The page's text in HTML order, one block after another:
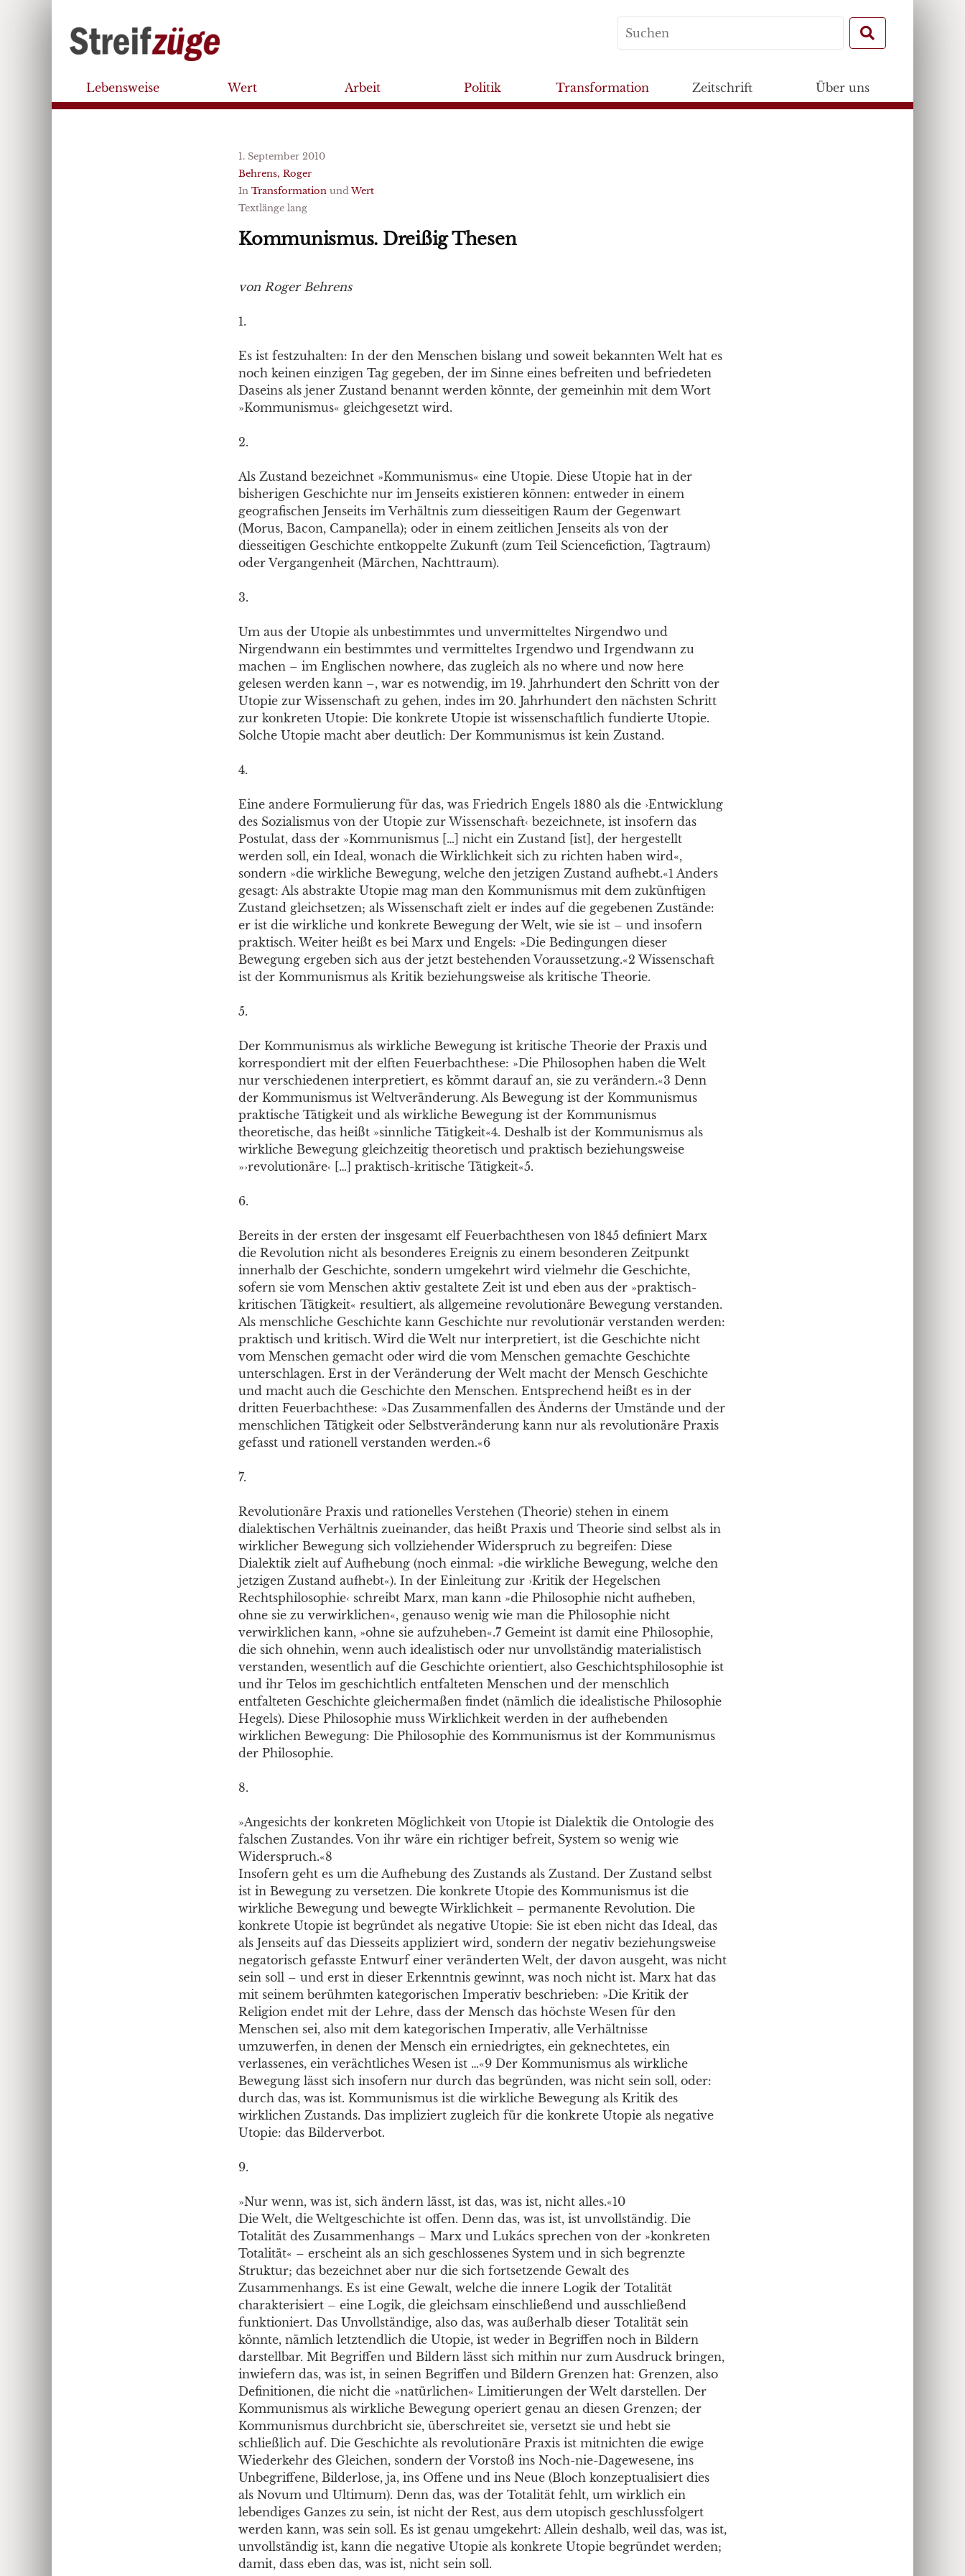
Lebensweise Wert Arbeit Politik Transformation Zeitschrift Über uns
1. September 2010
Behrens, Roger
In Transformation undWert
Textlänge lang
Kommunismus. Dreißig Thesen
von Roger Behrens
1.
Es ist festzuhalten: In der den Menschen bislang und soweit bekannten Welt hat es
noch keinen einzigen Tag gegeben, der im Sinne eines befreiten und befriedeten
Daseins als jener Zustand benannt werden könnte, der gemeinhin mit dem Wort
»Kommunismus« gleichgesetzt wird.
2.
Als Zustand bezeichnet »Kommunismus« eine Utopie. Diese Utopie hat in der
bisherigen Geschichte nur im Jenseits existieren können: entweder in einem
geografischen Jenseits im Verhältnis zum diesseitigen Raum der Gegenwart
(Morus, Bacon, Campanella); oder in einem zeitlichen Jenseits als von der
diesseitigen Geschichte entkoppelte Zukunft (zum Teil Sciencefiction, Tagtraum)
oder Vergangenheit (Märchen, Nachttraum).
3.
Um aus der Utopie als unbestimmtes und unvermitteltes Nirgendwo und
Nirgendwann ein bestimmtes und vermitteltes Irgendwo und Irgendwann zu
machen – im Englischen nowhere, das zugleich als no where und now here
gelesen werden kann –, war es notwendig, im 19. Jahrhundert den Schritt von der
Utopie zur Wissenschaft zu gehen, indes im 20. Jahrhundert den nächsten Schritt
zur konkreten Utopie: Die konkrete Utopie ist wissenschaftlich fundierte Utopie.
Solche Utopie macht aber deutlich: Der Kommunismus ist kein Zustand.
4.
Eine andere Formulierung für das, was Friedrich Engels 1880 als die ›Entwicklung
des Sozialismus von der Utopie zur Wissenschaft‹ bezeichnete, ist insofern das
Postulat, dass der »Kommunismus […] nicht ein Zustand [ist], der hergestellt
werden soll, ein Ideal, wonach die Wirklichkeit sich zu richten haben wird«,
sondern »die wirkliche Bewegung, welche den jetzigen Zustand aufhebt.«1 Anders
gesagt: Als abstrakte Utopie mag man den Kommunismus mit dem zukünftigen
Zustand gleichsetzen; als Wissenschaft zielt er indes auf die gegebenen Zustände:
er ist die wirkliche und konkrete Bewegung der Welt, wie sie ist – und insofern
praktisch. Weiter heißt es bei Marx und Engels: »Die Bedingungen dieser
Bewegung ergeben sich aus der jetzt bestehenden Voraussetzung.«2 Wissenschaft
ist der Kommunismus als Kritik beziehungsweise als kritische Theorie.
5.
Der Kommunismus als wirkliche Bewegung ist kritische Theorie der Praxis und
korrespondiert mit der elften Feuerbachthese: »Die Philosophen haben die Welt
nur verschiedenen interpretiert, es kömmt darauf an, sie zu verändern.«3 Denn
der Kommunismus ist Weltveränderung. Als Bewegung ist der Kommunismus
praktische Tätigkeit und als wirkliche Bewegung ist der Kommunismus
theoretische, das heißt »sinnliche Tätigkeit«4. Deshalb ist der Kommunismus als
wirkliche Bewegung gleichzeitig theoretisch und praktisch beziehungsweise
»›revolutionäre‹ […] praktisch-kritische Tätigkeit«5.
6.
Bereits in der ersten der insgesamt elf Feuerbachthesen von 1845 definiert Marx
die Revolution nicht als besonderes Ereignis zu einem besonderen Zeitpunkt
innerhalb der Geschichte, sondern umgekehrt wird vielmehr die Geschichte,
sofern sie vom Menschen aktiv gestaltete Zeit ist und eben aus der »praktisch-
kritischen Tätigkeit« resultiert, als allgemeine revolutionäre Bewegung verstanden.
Als menschliche Geschichte kann Geschichte nur revolutionär verstanden werden:
praktisch und kritisch. Wird die Welt nur interpretiert, ist die Geschichte nicht
vom Menschen gemacht oder wird die vom Menschen gemachte Geschichte
unterschlagen. Erst in der Veränderung der Welt macht der Mensch Geschichte
und macht auch die Geschichte den Menschen. Entsprechend heißt es in der
dritten Feuerbachthese: »Das Zusammenfallen des Änderns der Umstände und der
menschlichen Tätigkeit oder Selbstveränderung kann nur als revolutionäre Praxis
gefasst und rationell verstanden werden.«6
7.
Revolutionäre Praxis und rationelles Verstehen (Theorie) stehen in einem
dialektischen Verhältnis zueinander, das heißt Praxis und Theorie sind selbst als in
wirklicher Bewegung sich vollziehender Widerspruch zu begreifen: Diese
Dialektik zielt auf Aufhebung (noch einmal: »die wirkliche Bewegung, welche den
jetzigen Zustand aufhebt«). In der Einleitung zur ›Kritik der Hegelschen
Rechtsphilosophie‹ schreibt Marx, man kann »die Philosophie nicht aufheben,
ohne sie zu verwirklichen«, genauso wenig wie man die Philosophie nicht
verwirklichen kann, »ohne sie aufzuheben«.7 Gemeint ist damit eine Philosophie,
die sich ohnehin, wenn auch idealistisch oder nur unvollständig materialistisch
verstanden, wesentlich auf die Geschichte orientiert, also Geschichtsphilosophie ist
und ihr Telos im geschichtlich entfalteten Menschen und der menschlich
entfalteten Geschichte gleichermaßen findet (nämlich die idealistische Philosophie
Hegels). Diese Philosophie muss Wirklichkeit werden in der aufhebenden
wirklichen Bewegung: Die Philosophie des Kommunismus ist der Kommunismus
der Philosophie.
8.
»Angesichts der konkreten Möglichkeit von Utopie ist Dialektik die Ontologie des
falschen Zustandes. Von ihr wäre ein richtiger befreit, System so wenig wie
Widerspruch.«8
Insofern geht es um die Aufhebung des Zustands als Zustand. Der Zustand selbst
ist in Bewegung zu versetzen. Die konkrete Utopie des Kommunismus ist die
wirkliche Bewegung und bewegte Wirklichkeit – permanente Revolution. Die
konkrete Utopie ist begründet als negative Utopie: Sie ist eben nicht das Ideal, das
als Jenseits auf das Diesseits appliziert wird, sondern der negativ beziehungsweise
negatorisch gefasste Entwurf einer veränderten Welt, der davon ausgeht, was nicht
sein soll – und erst in dieser Erkenntnis gewinnt, was noch nicht ist. Marx hat das
mit seinem berühmten kategorischen Imperativ beschrieben: »Die Kritik der
Religion endet mit der Lehre, dass der Mensch das höchste Wesen für den
Menschen sei, also mit dem kategorischen Imperativ, alle Verhältnisse
umzuwerfen, in denen der Mensch ein erniedrigtes, ein geknechtetes, ein
verlassenes, ein verächtliches Wesen ist …«9 Der Kommunismus als wirkliche
Bewegung lässt sich insofern nur durch das begründen, was nicht sein soll, oder:
durch das, was ist. Kommunismus ist die wirkliche Bewegung als Kritik des
wirklichen Zustands. Das impliziert zugleich für die konkrete Utopie als negative
Utopie: das Bilderverbot.
9.
»Nur wenn, was ist, sich ändern lässt, ist das, was ist, nicht alles.«10
Die Welt, die Weltgeschichte ist offen. Denn das, was ist, ist unvollständig. Die
Totalität des Zusammenhangs – Marx und Lukács sprechen von der »konkreten
Totalität« – erscheint als an sich geschlossenes System und in sich begrenzte
Struktur; das bezeichnet aber nur die sich fortsetzende Gewalt des
Zusammenhangs. Es ist eine Gewalt, welche die innere Logik der Totalität
charakterisiert – eine Logik, die gleichsam einschließend und ausschließend
funktioniert. Das Unvollständige, also das, was außerhalb dieser Totalität sein
könnte, nämlich letztendlich die Utopie, ist weder in Begriffen noch in Bildern
darstellbar. Mit Begriffen und Bildern lässt sich mithin nur zum Ausdruck bringen,
inwiefern das, was ist, in seinen Begriffen und Bildern Grenzen hat: Grenzen, also
Definitionen, die nicht die »natürlichen« Limitierungen der Welt darstellen. Der
Kommunismus als wirkliche Bewegung operiert genau an diesen Grenzen; der
Kommunismus durchbricht sie, überschreitet sie, versetzt sie und hebt sie
schließlich auf. Die Geschichte als revolutionäre Praxis ist mitnichten die ewige
Wiederkehr des Gleichen, sondern der Vorstoß ins Noch-nie-Dagewesene, ins
Unbegriffene, Bilderlose, ja, ins Offene und ins Neue (Bloch konzeptualisiert dies
als Novum und Ultimum). Denn das, was der Totalität fehlt, um wirklich ein
lebendiges Ganzes zu sein, ist nicht der Rest, aus dem utopisch geschlussfolgert
werden kann, was sein soll. Es ist genau umgekehrt: Allein deshalb, weil das, was ist,
unvollständig ist, kann die negative Utopie als konkrete Utopie begründet werden;
damit, dass eben das, was ist, nicht sein soll.